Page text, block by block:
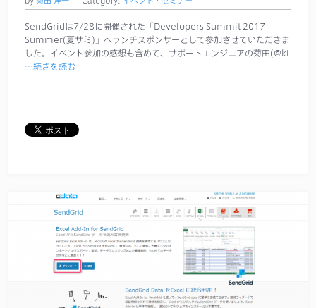
SendGridは7/28に開催された「Developers Summit 2017
Summer(夏サミ)」へランチスポンサーとして参加させていただきま
した。イベント参加の感想も含めて、サポートエンジニアの菊田(@ki
…続きを読む